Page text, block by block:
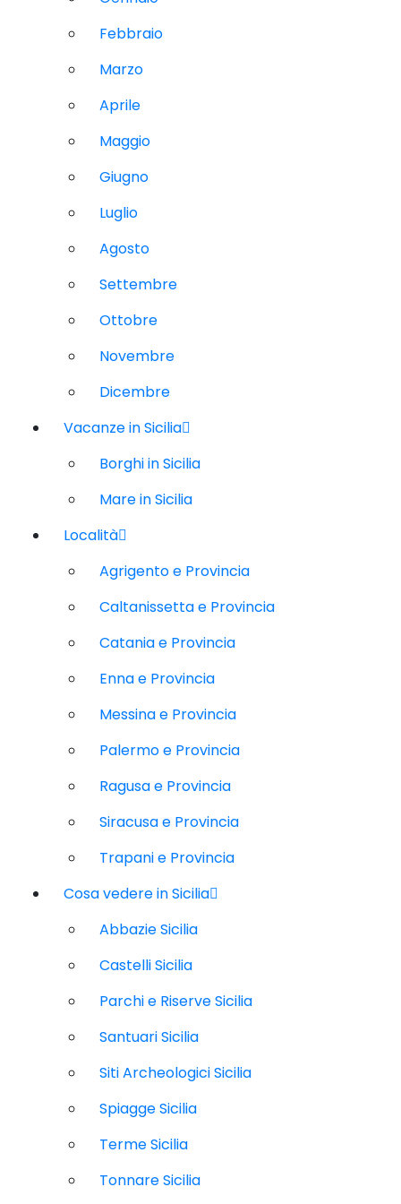
Febbraio
Marzo
Aprile
Maggio
Giugno
Luglio
Agosto
Settembre
Ottobre
Novembre
Dicembre
Vacanze in Sicilia
Borghi in Sicilia
Mare in Sicilia
Località
Agrigento e Provincia
Caltanissetta e Provincia
Catania e Provincia
Enna e Provincia
Messina e Provincia
Palermo e Provincia
Ragusa e Provincia
Siracusa e Provincia
Trapani e Provincia
Cosa vedere in Sicilia
Abbazie Sicilia
Castelli Sicilia
Parchi e Riserve Sicilia
Santuari Sicilia
Siti Archeologici Sicilia
Spiagge Sicilia
Terme Sicilia
Tonnare Sicilia